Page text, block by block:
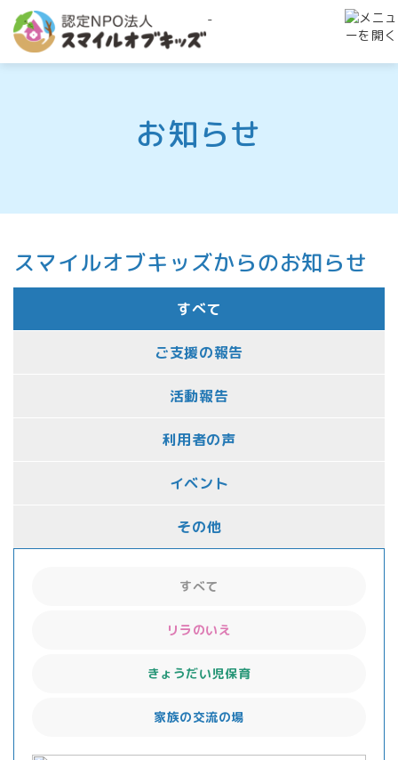
-
お知らせ
スマイルオブキッズからのお知らせ
すべて
ご支援の報告
活動報告
利用者の声
イベント
その他
すべて
リラのいえ
きょうだい児保育
家族の交流の場